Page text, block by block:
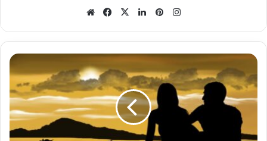
Sitio
Facebook
X LinkedInPinterest
Los
beneficios
de
las
citas
online
en